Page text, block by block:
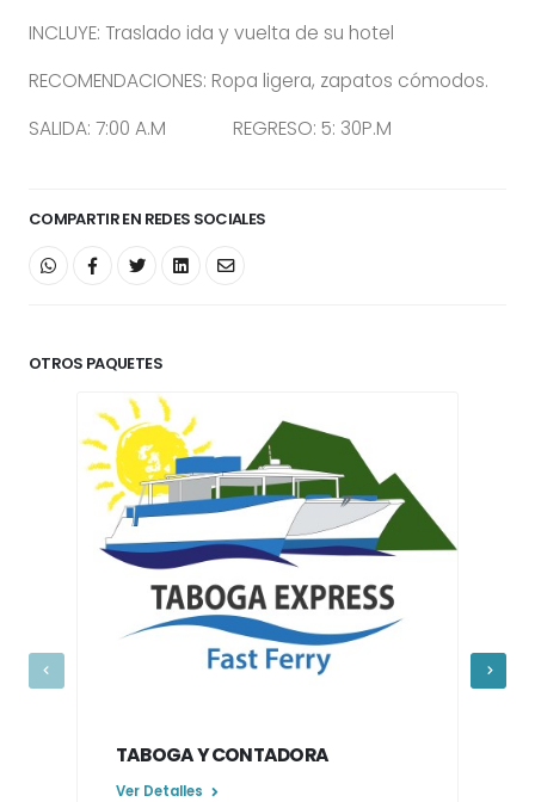
INCLUYE: Traslado ida y vuelta de su hotel
RECOMENDACIONES: Ropa ligera, zapatos cómodos.
SALIDA: 7:00 A.M REGRESO: 5: 30P.M
COMPARTIR EN REDES SOCIALES
OTROS PAQUETES
TABOGA Y CONTADORA
Ver Detalles